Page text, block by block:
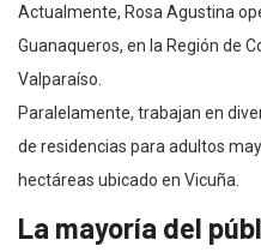
Actualmente, Rosa Agustina
Guanaqueros, en la Región de
Valparaíso.
Paralelamente, trabajan en
de residencias para adultos
hectáreas ubicado en Vicuña.
La mayoría del